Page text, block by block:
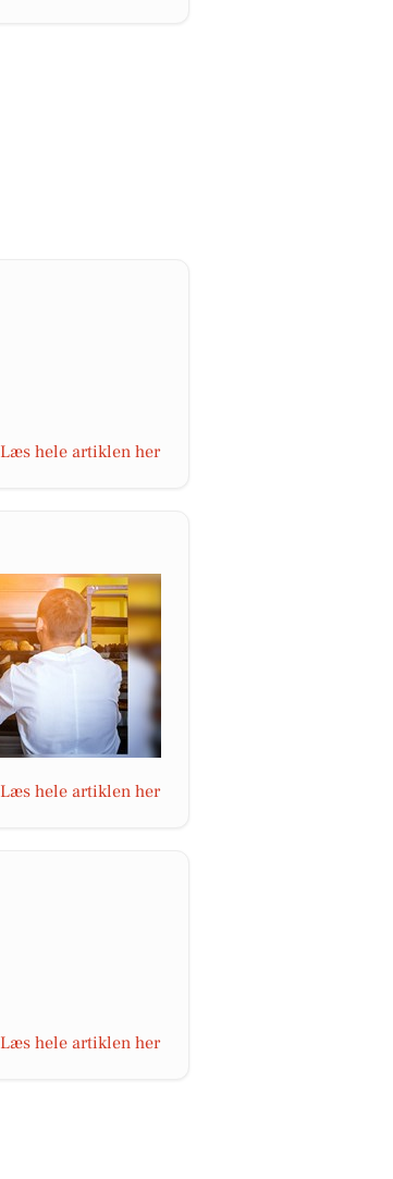
Læs hele artiklen her
Læs hele artiklen her
Læs hele artiklen her